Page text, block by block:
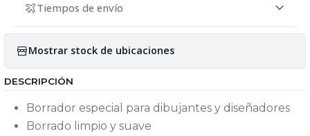
Tiempos de envío
Mostrar stock de ubicaciones
DESCRIPCIÓN
Borrador especial para dibujantes y diseñadores
Borrado limpio y suave